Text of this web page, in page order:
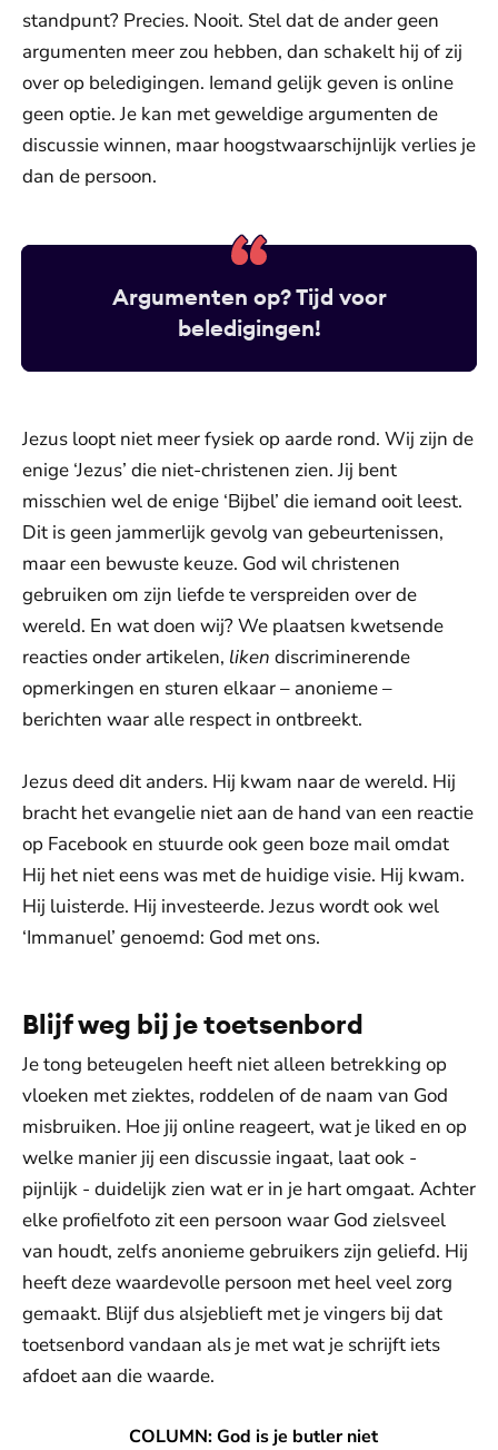
standpunt? Precies. Nooit. Stel dat de ander geen
argumenten meer zou hebben, dan schakelt hij of zij
over op beledigingen. Iemand gelijk geven is online
geen optie. Je kan met geweldige argumenten de
discussie winnen, maar hoogstwaarschijnlijk verlies je
dan de persoon.
Argumenten op? Tijd voor
beledigingen!
Jezus loopt niet meer fysiek op aarde rond. Wij zijn de
enige ‘Jezus’ die niet-christenen zien. Jij bent
misschien wel de enige ‘Bijbel’ die iemand ooit leest.
Dit is geen jammerlijk gevolg van gebeurtenissen,
maar een bewuste keuze. God wil christenen
gebruiken om zijn liefde te verspreiden over de
wereld. En wat doen wij? We plaatsen kwetsende
reacties onder artikelen, liken discriminerende
opmerkingen en sturen elkaar – anonieme –
berichten waar alle respect in ontbreekt.
Jezus deed dit anders. Hij kwam naar de wereld. Hij
bracht het evangelie niet aan de hand van een reactie
op Facebook en stuurde ook geen boze mail omdat
Hij het niet eens was met de huidige visie. Hij kwam.
Hij luisterde. Hij investeerde. Jezus wordt ook wel
‘Immanuel’ genoemd: God met ons.
Blijf weg bij je toetsenbord
Je tong beteugelen heeft niet alleen betrekking op
vloeken met ziektes, roddelen of de naam van God
misbruiken. Hoe jij online reageert, wat je liked en op
welke manier jij een discussie ingaat, laat ook -
pijnlijk - duidelijk zien wat er in je hart omgaat. Achter
elke profielfoto zit een persoon waar God zielsveel
van houdt, zelfs anonieme gebruikers zijn geliefd. Hij
heeft deze waardevolle persoon met heel veel zorg
gemaakt. Blijf dus alsjeblieft met je vingers bij dat
toetsenbord vandaan als je met wat je schrijft iets
afdoet aan die waarde.
COLUMN: God is je butler niet
COLUMN: God is je butler niet